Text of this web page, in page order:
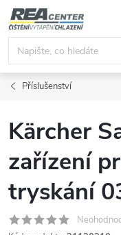
Přejít
na
obsah
Příslušenství
Kärcher
zařízení
tryskání